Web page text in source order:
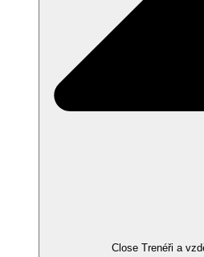
Close Trenéři a